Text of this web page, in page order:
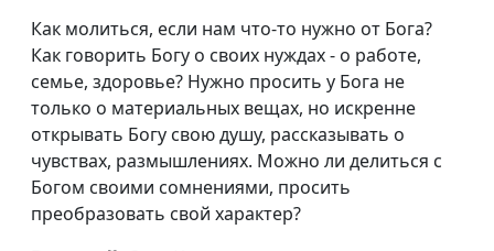
Гостеприимство
Авраама
вознаграждается
Михаил Волков,
священнослужитель
Договор с Богом:
одного раза
недостаточно?
Михаил Волков,
священнослужитель
Как молиться, если нам что-то нужно от Бога?
Как говорить Богу о своих нуждах - о работе,
семье, здоровье? Нужно просить у Бога не
только о материальных вещах, но искренне
открывать Богу свою душу, рассказывать о
чувствах, размышлениях. Можно ли делиться с
Богом своими сомнениями, просить
преобразовать свой характер?